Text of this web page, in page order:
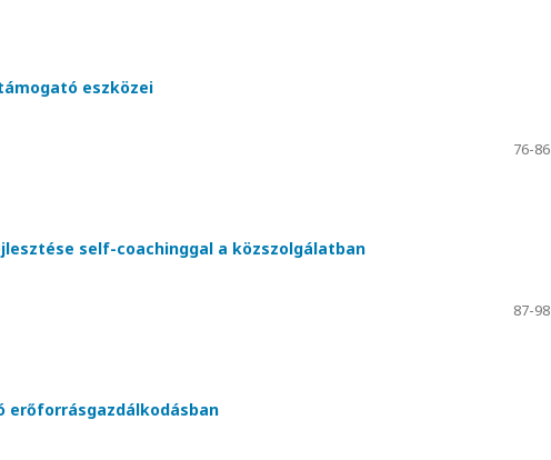
eszközei
76-86
self-coachinggal a közszolgálatban
87-98
erőforrásgazdálkodásban